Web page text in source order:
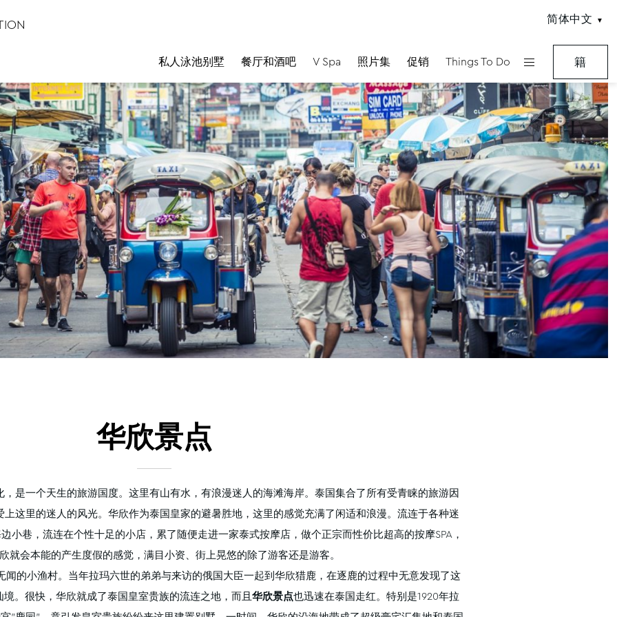
简体中文
籍
私人泳池别墅 餐厅和酒吧 V Spa 照片集 促销 Things To Do
华欣景点
是一个天生的旅游国度。这里有山有水，有浪漫迷人的海滩海岸。泰国集合了所有受青睐的旅游因
这里的迷人的风光。华欣作为泰国皇家的避暑胜地，这里的感觉充满了闲适和浪漫。流连于各种迷
小巷，流连在个性十足的小店，累了随便走进一家泰式按摩店，做个正宗而性价比超高的按摩SPA，
就会本能的产生度假的感觉，满目小资、街上晃悠的除了游客还是游客。
的小渔村。当年拉玛六世的弟弟与来访的俄国大臣一起到华欣猎鹿，在逐鹿的过程中无意发现了这
。很快，华欣就成了泰国皇室贵族的流连之地，而且华欣景点也迅速在泰国走红。特别是1920年拉